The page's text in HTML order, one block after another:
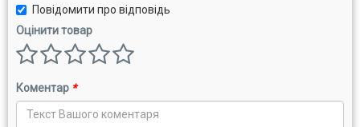
Повідомити про відповідь
Оцінити товар
Коментар *